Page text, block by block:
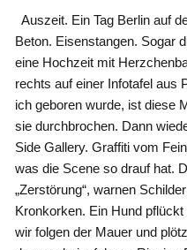
Auszeit. Ein Tag Berlin auf
Beton. Eisenstangen. Sogar
eine Hochzeit mit
rechts auf einer Infotafel aus
ich geboren wurde, ist diese
sie durchbrochen. Dann
Side Gallery. Graffiti vom
was die Scene so drauf hat.
„Zerstörung“, warnen
Kronkorken. Ein Hund
wir folgen der Mauer und